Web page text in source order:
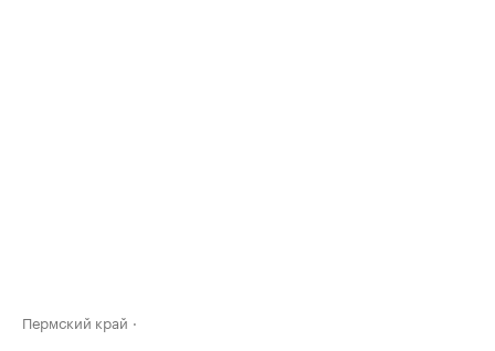
Пермский край